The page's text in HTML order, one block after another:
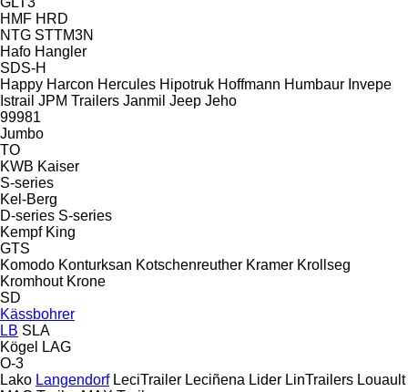
HMF HRD
NTG STTM3N
Hafo Hangler
SDS-H
Happy Harcon Hercules Hipotruk Hoffmann Humbaur Invepe
Istrail JPM Trailers Janmil Jeep Jeho
99981
Jumbo
TO
KWB Kaiser
S-series
Kel-Berg
D-series S-series
Kempf King
GTS
Komodo Konturksan Kotschenreuther Kramer Krollseg
Kromhout Krone
SD
Kässbohrer
LB SLA
Kögel
LAG
O-3
Lako Langendorf LeciTrailer Leciñena Lider LinTrailers Louault